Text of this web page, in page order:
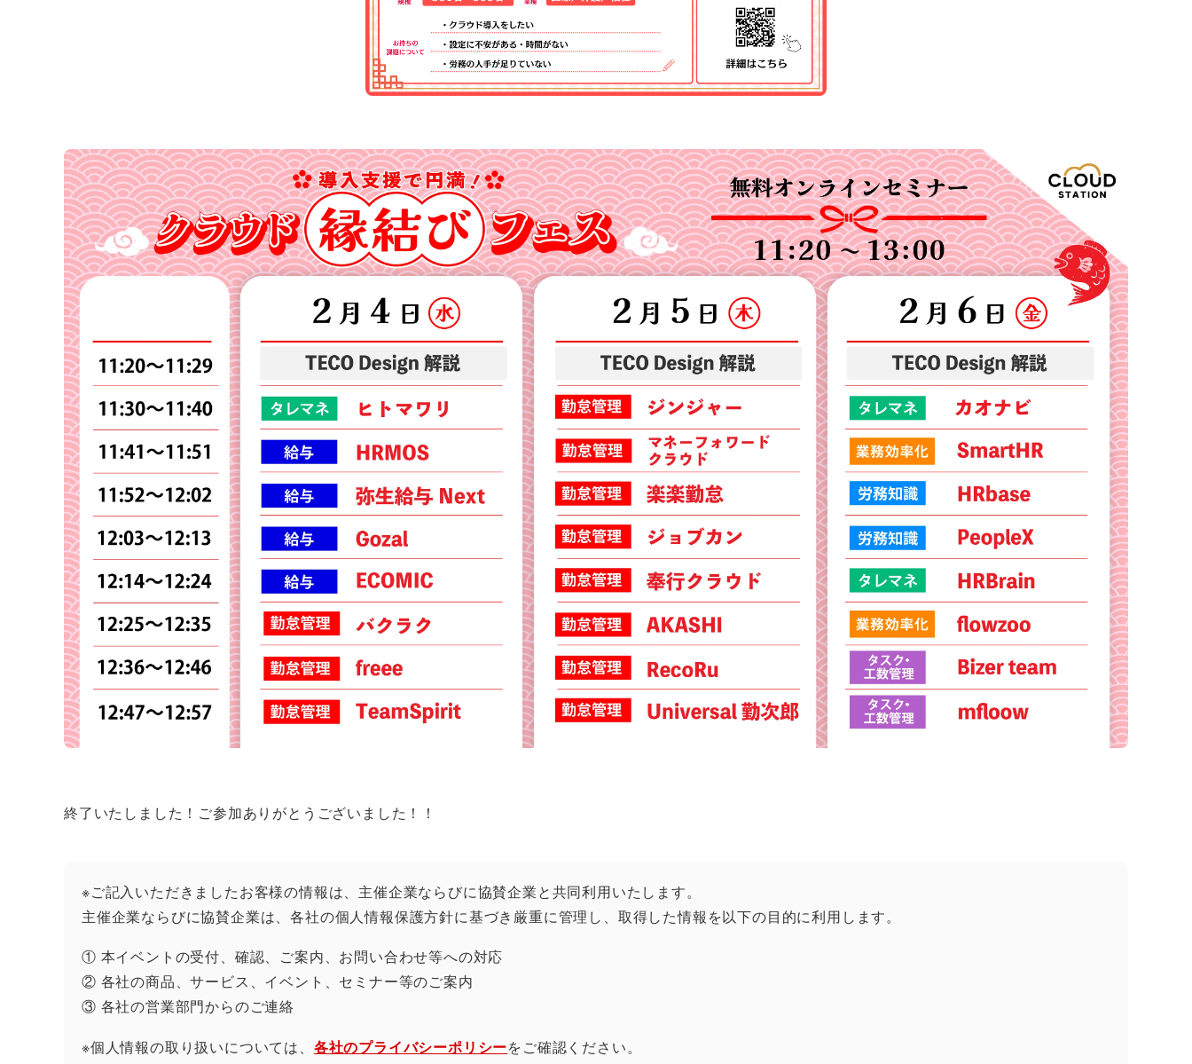
終了いたしました！ご参加ありがとうございました！！
※ご記入いただきましたお客様の情報は、主催企業ならびに協賛企業と共同利用いたします。
主催企業ならびに協賛企業は、各社の個人情報保護方針に基づき厳重に管理し、取得した情報を以下の目的に利用します。
① 本イベントの受付、確認、ご案内、お問い合わせ等への対応
② 各社の商品、サービス、イベント、セミナー等のご案内
③ 各社の営業部門からのご連絡
※個人情報の取り扱いについては、 各社のプライバシーポリシーをご確認ください。